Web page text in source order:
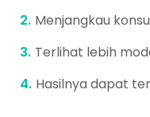
Menjangkau
Terlihat lebih
Hasilnya dapat